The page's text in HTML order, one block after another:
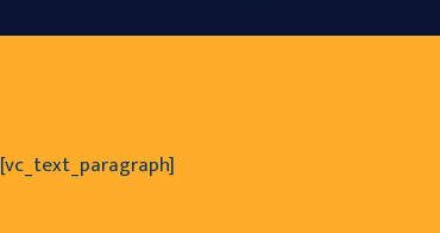
[vc_text_paragraph]